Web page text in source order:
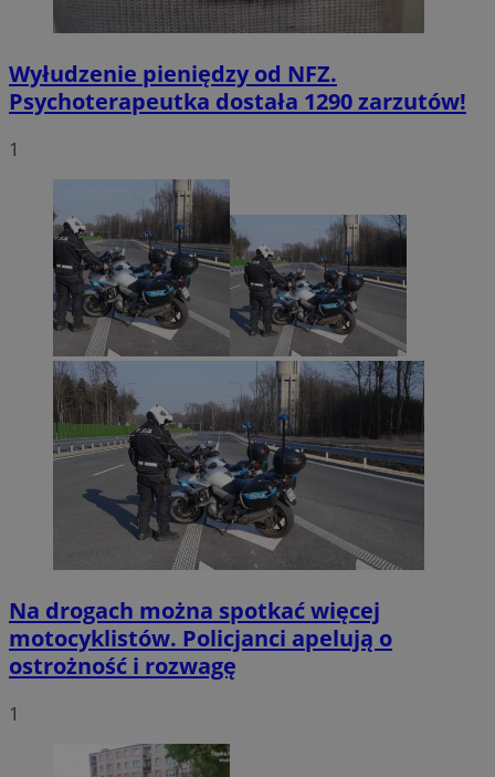
Wyłudzenie pieniędzy od NFZ.
Psychoterapeutka dostała 1290 zarzutów!
1
Na drogach można spotkać więcej
motocyklistów. Policjanci apelują o
ostrożność i rozwagę
1